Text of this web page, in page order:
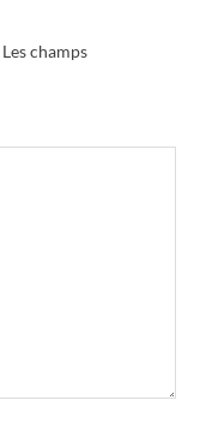
Les champs